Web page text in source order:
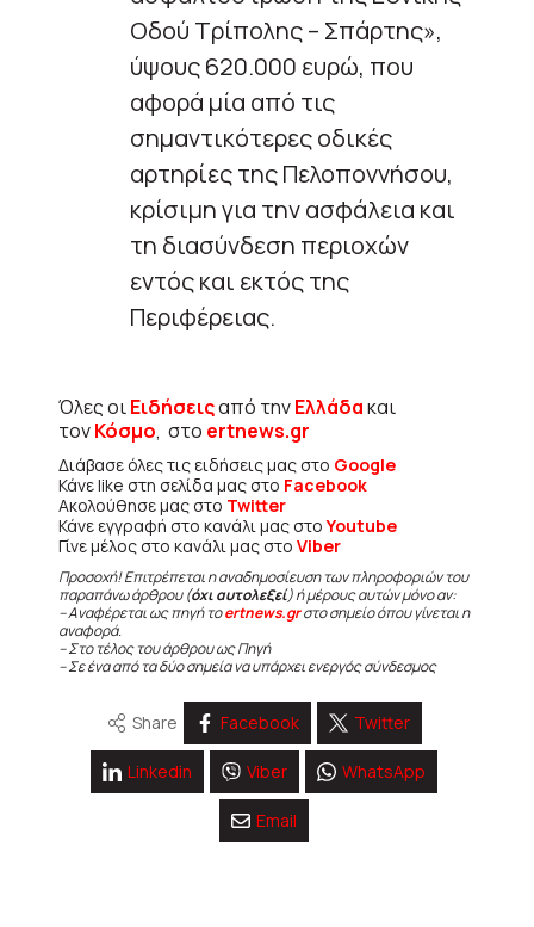
Οδού Τρίπολης – Σπάρτης»,
ύψους 620.000 ευρώ, που
αφορά μία από τις
σημαντικότερες οδικές
αρτηρίες της Πελοποννήσου,
κρίσιμη για την ασφάλεια και
τη διασύνδεση περιοχών
εντός και εκτός της
Περιφέρειας.
Όλες οιΕιδήσειςαπό τηνΕλλάδακαι
τονΚόσμο, στο ertnews.gr
Διάβασε όλες τις ειδήσεις μας στο Google
Κάνε like στη σελίδα μας στο Facebook
Ακολούθησε μας στο Twitter
Κάνε εγγραφή στο κανάλι μας στοYoutube
Γίνε μέλος στο κανάλι μας στο Viber
Προσοχή! Επιτρέπεται η αναδημοσίευση των πληροφοριών του
παραπάνω άρθρου (όχι αυτολεξεί) ή μέρους αυτών μόνο αν:
– Αναφέρεται ως πηγή τοertnews.grστο σημείο όπου γίνεται η
αναφορά.
– Στο τέλος του άρθρου ως Πηγή
– Σε ένα από τα δύο σημεία να υπάρχει ενεργός σύνδεσμος
Share Facebook Twitter
Linkedin Viber WhatsApp
Email